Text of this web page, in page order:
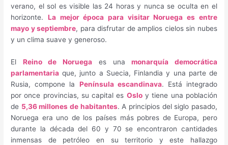
verano, el sol es visible las 24 horas y nunca se oculta en el
horizonte. La mejor época para visitar Noruega es entre
mayo y septiembre, para disfrutar de amplios cielos sin nubes
y un clima suave y generoso.
El Reino de Noruega es unamonarquía democrática
parlamentaria que, junto a Suecia, Finlandia y una parte de
Rusia, compone la Península escandinava. Está integrado
por once provincias, su capital es Osloy tiene una población
de 5,36 millones de habitantes. A principios del siglo pasado,
Noruega era uno de los países más pobres de Europa, pero
durante la década del 60 y 70 se encontraron cantidades
inmensas de petróleo en su territorio y este hallazgo